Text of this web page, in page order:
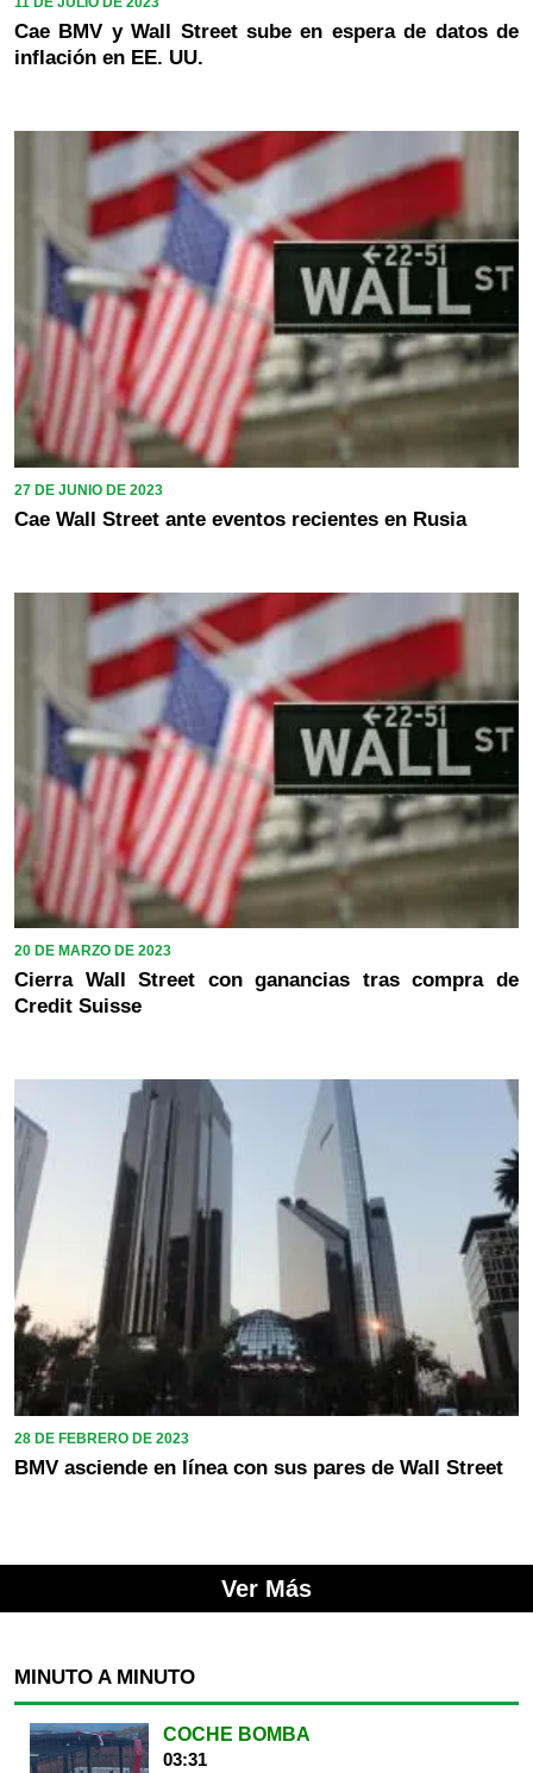
Cae BMV y Wall Street sube en espera de datos de
inflación en EE. UU.
27 DE JUNIO DE 2023
Cae Wall Street ante eventos recientes en Rusia
20 DE MARZO DE 2023
Cierra Wall Street con ganancias tras compra de
Credit Suisse
28 DE FEBRERO DE 2023
BMV asciende en línea con sus pares de Wall Street
Ver Más
MINUTO A MINUTO
COCHE BOMBA
03:31